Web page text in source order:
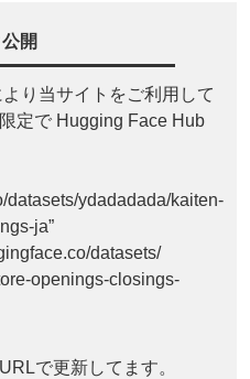
開
り当サイトをご利用して
定で Hugging Face Hub
datasets/ydadadada/kaiten-
ja”
datasets/
openings-closings-
で更新してます。